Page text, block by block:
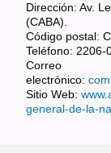
Dirección: Av.
(CABA).
Código postal:
Teléfono: 2206-
Correo
electrónico:
Sitio Web:
general-de-la-